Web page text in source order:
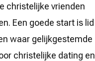
christelijke vrienden
Een goede start is lid
waar gelijkgestemde
christelijke dating en